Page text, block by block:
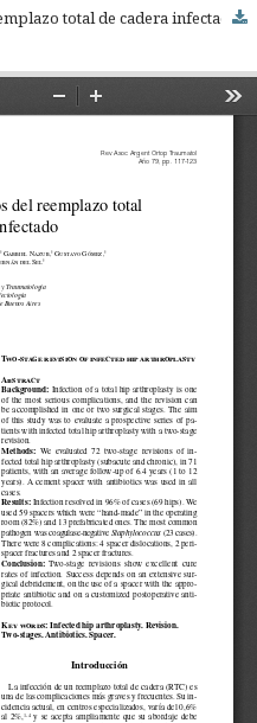
Revisión en dos tiempos del reemplazo total de cadera infectado. [Two-stage revision of infected hip arthroplasty.]